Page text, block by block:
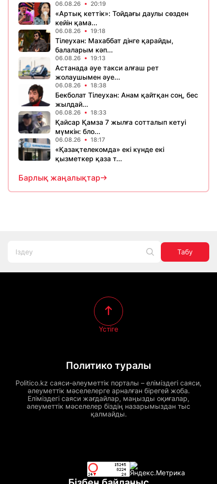
06.08.26 20:19
«Артық кеттік»: Тойдағы даулы сөзден
кейін қама...
06.08.26 19:18
Тілеухан: Махаббат дінге қарайды,
балаларым кәп...
06.08.26 19:13
Астанада әуе такси алғаш рет
жолаушымен әуе...
06.08.26 18:38
Бекболат Тілеухан: Анам қайтқан соң, бес
жылдай...
06.08.26 18:33
Қайсар Қамза 7 жылға сотталып кетуі
мүмкін: бло...
06.08.26 18:17
«Қазақтелекомда» екі күнде екі
қызметкер қаза т...
Барлық жаңалықтар
Табу
Политико туралы
Politico.kz саяси-әлеуметтік порталы – еліміздегі саяси,
әлеуметтік мәселелерге арналған бірегей жоба.
Еліміздегі саяси жағдайлар, маңызды оқиғалар,
әлеуметтік мәселелер біздің назарымыздан тыс
қалмайды.
Үстіге